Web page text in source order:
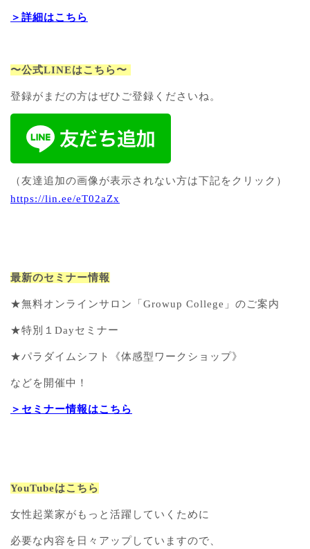
＞詳細はこちら
〜公式LINEはこちら〜
登録がまだの方はぜひご登録くださいね。
（友達追加の画像が表示されない方は下記をクリック）
https://lin.ee/eT02aZx
最新のセミナー情報
★無料オンラインサロン「Growup College」のご案内
★特別１Dayセミナー
★パラダイムシフト《体感型ワークショップ》
などを開催中！
＞セミナー情報はこちら
YouTubeはこちら
女性起業家がもっと活躍していくために
必要な内容を日々アップしていますので、